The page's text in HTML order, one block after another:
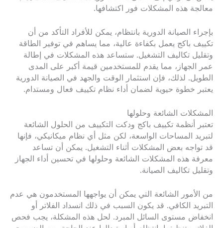
معالجة هذه المشكلات فور اكتشافها.
بإجراء الصيانة الدورية بانتظام، يمكن للأفراد التأكد من أن
تكييف باكج يعمل بكفاءة عالية، مما يساهم في توفير الطاقة
وتقليل تكاليف التشغيل. ستساعد هذه المشكلات في إطالة
عمر الجهاز، مما يقدم للمستخدمين قيمة أكبر على المدى
الطويل. لذلك، فإن استثمار الوقت والجهد في الصيانة الدورية
يعتبر خطوة حيوية لضمان أداء نظام تكييف فعال ومستدام.
المشكلات الشائعة وحلولها
تعتبر أنظمة تكييف باكج ودكت التكييف من الحلول الشائعة
لتبريد المساحات الواسعة، لكن مثل أي نظام ميكانيكي، فإنها
قد تواجه بعض المشكلات أثناء التشغيل. يمكن أن تساعد
معرفة هذه المشكلات الشائعة وحلولها في تحسين أداء الجهاز
وتقليل تكاليف الصيانة.
من الأمور الشائعة التي يمكن أن يواجهها المستخدمون هي عدم
التبريد الكافي. قد يكون السبب في ذلك انسداد الفلاتر أو
انخفاض مستوى السائل المبرد. لحل هذه المشكلة، يجب فحص